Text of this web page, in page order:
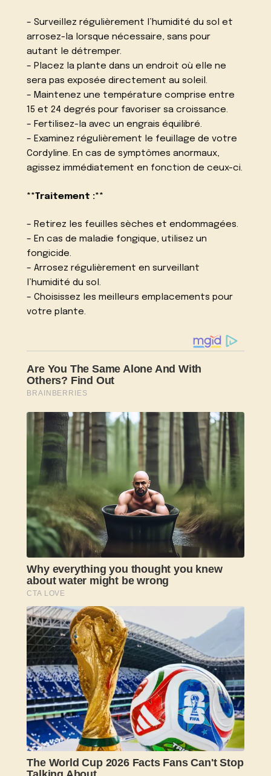
– Surveillez régulièrement l’humidité du sol et
arrosez-la lorsque nécessaire, sans pour
autant le détremper.
– Placez la plante dans un endroit où elle ne
sera pas exposée directement au soleil.
– Maintenez une température comprise entre
15 et 24 degrés pour favoriser sa croissance.
– Fertilisez-la avec un engrais équilibré.
– Examinez régulièrement le feuillage de votre
Cordyline. En cas de symptômes anormaux,
agissez immédiatement en fonction de ceux-ci.
**Traitement :**
– Retirez les feuilles sèches et endommagées.
– En cas de maladie fongique, utilisez un
fongicide.
– Arrosez régulièrement en surveillant
l’humidité du sol.
– Choisissez les meilleurs emplacements pour
votre plante.